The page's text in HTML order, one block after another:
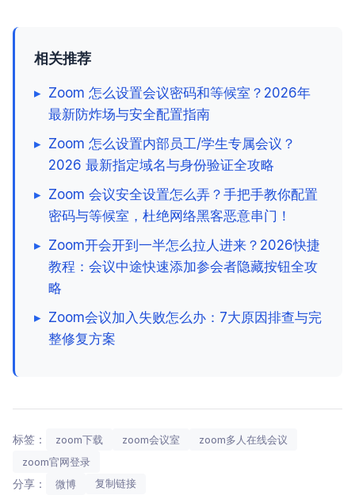
相关推荐
▸ Zoom 怎么设置会议密码和等候室？2026年
最新防炸场与安全配置指南
▸ Zoom 怎么设置内部员工/学生专属会议？
2026 最新指定域名与身份验证全攻略
▸ Zoom 会议安全设置怎么弄？手把手教你配置
密码与等候室，杜绝网络黑客恶意串门！
▸ Zoom开会开到一半怎么拉人进来？2026快捷
教程：会议中途快速添加参会者隐藏按钮全攻
略
▸ Zoom会议加入失败怎么办：7大原因排查与完
整修复方案
标签： zoom下载 zoom会议室
zoom多人在线会议
zoom官网登录
分享： 微博 复制链接